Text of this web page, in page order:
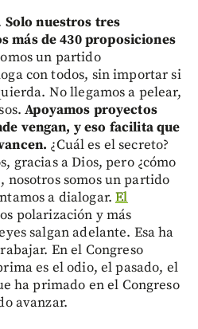
Solo nuestros tres
más de 430 proposiciones
un partido
con todos, sin importar si
No llegamos a pelear,
Apoyamos proyectos
vengan, y eso facilita que
¿Cuál es el secreto?
gracias a Dios, pero ¿cómo
nosotros somos un partido
a dialogar.El
polarización y más
salgan adelante. Esa ha
En el Congreso
es el odio, el pasado, el
ha primado en el Congreso
avanzar.